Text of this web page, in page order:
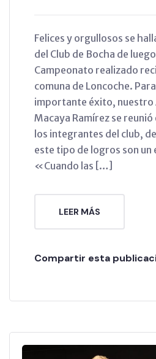
Felices y orgullosos se
del Club de Bocha de
Campeonato realizado
comuna de Loncoche.
importante éxito, nuestro
Macaya Ramírez se reunió
los integrantes del club,
este tipo de logros son un
«Cuando las […]
LEER MÁS
Compartir esta